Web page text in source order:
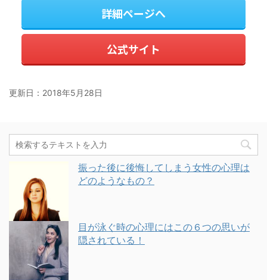
詳細ページへ
公式サイト
更新日： 2018年5月28日
振った後に後悔してしまう女性の心理は
どのようなもの？
目が泳ぐ時の心理にはこの６つの思いが
隠されている！